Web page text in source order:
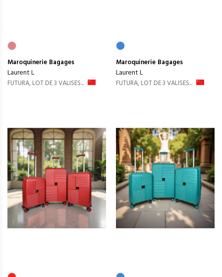
Maroquinerie Bagages
Laurent L
FUTURA, LOT DE 3 VALISES...
Maroquinerie Bagages
Laurent L
FUTURA, LOT DE 3 VALISES...